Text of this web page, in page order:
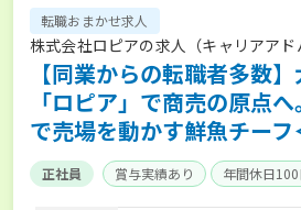
転職おまかせ求人
株式会社ロピアの求人（キャリアアド
【同業からの転職者多数
「ロピア」で商売の原点
で売場を動かす鮮魚チー
正社員 賞与実績あり 年間休日